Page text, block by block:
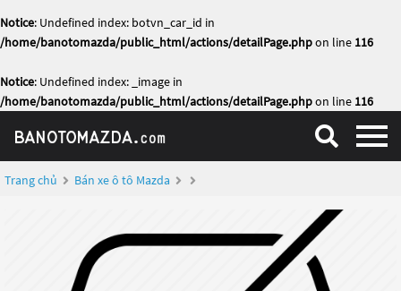
Notice: Undefined index: botvn_car_id in
/home/banotomazda/public_html/actions/detailPage.phpon line 116
Notice: Undefined index: _image in
/home/banotomazda/public_html/actions/detailPage.phpon line 116
Trang chủ Bán xe ô tô Mazda